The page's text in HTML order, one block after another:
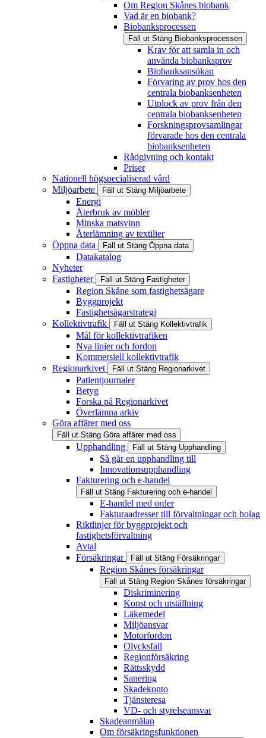
Om Region Skånes biobank
Vad är en biobank?
Biobanksprocessen
Fäll ut Stäng Biobanksprocessen
Krav för att samla in och
använda biobanksprov
Biobanksansökan
Förvaring av prov hos den
centrala biobanksenheten
Utplock av prov från den
centrala biobanksenheten
Forskningsprovsamlingar
förvarade hos den centrala
biobanksenheten
Rådgivning och kontakt
Priser
Nationell högspecialiserad vård
Miljöarbete
Fäll ut Stäng Miljöarbete
Energi
Återbruk av möbler
Minska matsvinn
Återlämning av textilier
Öppna data
Fäll ut Stäng Öppna data
Datakatalog
Nyheter
Fastigheter
Fäll ut Stäng Fastigheter
Region Skåne som fastighetsägare
Byggprojekt
Fastighetsägarstrategi
Kollektivtrafik
Fäll ut Stäng Kollektivtrafik
Mål för kollektivtrafiken
Nya linjer och fordon
Kommersiell kollektivtrafik
Regionarkivet
Fäll ut Stäng Regionarkivet
Patientjournaler
Betyg
Forska på Regionarkivet
Överlämna arkiv
Göra affärer med oss
Fäll ut Stäng Göra affärer med oss
Upphandling Fäll ut Stäng Upphandling
Så går en upphandling till
Innovationsupphandling
Fakturering och e-handel
Fäll ut Stäng Fakturering och e-handel
E-handel med order
Fakturaadresser till förvaltningar och bolag
Riktlinjer för byggprojekt och
fastighetsförvaltning
Avtal
Försäkringar
Fäll ut Stäng Försäkringar
Region Skånes försäkringar
Fäll ut Stäng Region Skånes försäkringar
Diskriminering
Konst och utställning
Läkemedel
Miljöansvar
Motorfordon
Olycksfall
Regionförsäkring
Rättsskydd
Sanering
Skadekonto
Tjänsteresa
VD- och styrelseansvar
Skadeanmälan
Om försäkringsfunktionen